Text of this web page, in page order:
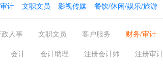
计 文职文员 影视传媒 餐饮/休闲/娱乐/旅游
人事 文职文员 客户服务 财务/审计
乐/旅游 金融/银行/证券/保险 高级管理
医疗/健康/制药 翻译法律 轻工工艺
会计 会计助理 注册会计师 注册审